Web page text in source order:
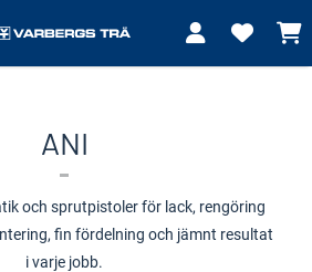
ANI
och sprutpistoler för lack, rengöring
fin fördelning och jämnt resultat
i varje jobb.